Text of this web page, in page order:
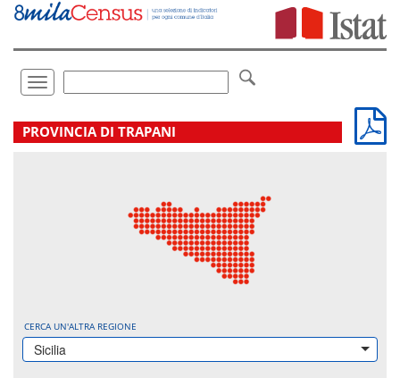
Vai
direttamente
Toggle
navigation
.
PROVINCIA DI TRAPANI
CERCA UN'ALTRA REGIONE
Sicilia